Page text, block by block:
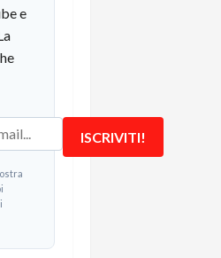
e
ISCRIVITI!